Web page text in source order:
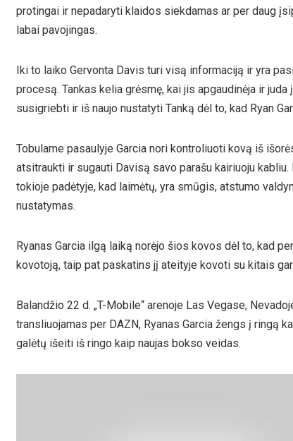
protingai ir nepadaryti klaidos siekdamas ar per daug
labai pavojingas.
Iki to laiko Gervonta Davis turi visą informaciją ir yra
procesą. Tankas kelia grėsmę, kai jis apgaudinėja ir
susigriebti ir iš naujo nustatyti Tanką dėl to, kad Ryan
Tobulame pasaulyje Garcia nori kontroliuoti kovą iš
atsitraukti ir sugauti Davisą savo parašu kairiuoju
tokioje padėtyje, kad laimėtų, yra smūgis, atstumo
nustatymas.
Ryanas Garcia ilgą laiką norėjo šios kovos dėl to, kad
kovotoją, taip pat paskatins jį ateityje kovoti su kitais
Balandžio 22 d. „T-Mobile“ arenoje Las Vegase,
transliuojamas per DAZN, Ryanas Garcia žengs į ringą
galėtų išeiti iš ringo kaip naujas bokso veidas.